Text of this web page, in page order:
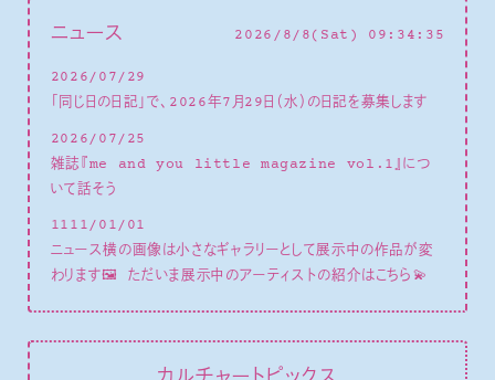
ニュース 2026/8/8(Sat) 09:34:36
2026/07/29
「同じ日の日記」で、2026年7月29日（水）の日記を募集します
2026/07/25
雑誌『me and you little magazine vol.1』につ
いて話そう
1111/01/01
ニュース横の画像は小さなギャラリーとして展示中の作品が変
わります🖼 ただいま展示中のアーティストの紹介はこちら💫